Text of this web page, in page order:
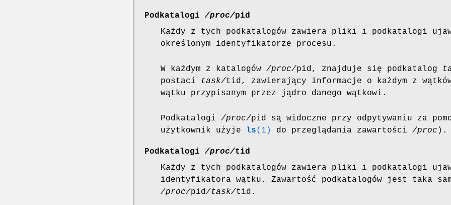
Podkatalogi /proc/pid
Każdy z tych podkatalogów zawiera pliki i podkatalogi
określonym identyfikatorze procesu.
W każdym z katalogów /proc/pid, znajduje się podkatalog
postaci
task/tid, zawierający informacje o każdym z
wątku przypisanym przez jądro danego wątkowi.
Podkatalogi /proc/pid są widoczne przy odpytywaniu za
użytkownik użyje ls(1) do przeglądania zawartości /proc ).
Podkatalogi /proc/tid
Każdy z tych podkatalogów zawiera pliki i podkatalogi
identyfikatora wątku. Zawartość podkatalogów jest taka
/proc/pid/task/tid.